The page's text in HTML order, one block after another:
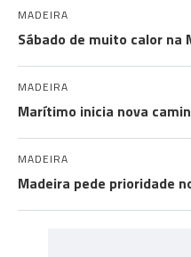
MADEIRA
Sábado de muito calor na
MADEIRA
Marítimo inicia nova
MADEIRA
Madeira pede prioridade